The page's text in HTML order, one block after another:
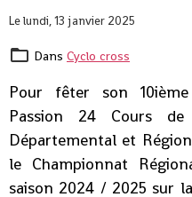
Le lundi, 13 janvier 2025
Dans Cyclo cross
Pour fêter son
Passion 24 Cours
Départemental et
le Championnat
saison 2024 / 2025 sur